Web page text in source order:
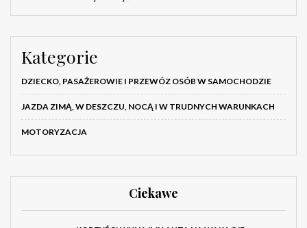
Kategorie
DZIECKO, PASAŻEROWIE I PRZEWÓZ OSÓB W SAMOCHODZIE
JAZDA ZIMĄ, W DESZCZU, NOCĄ I W TRUDNYCH WARUNKACH
MOTORYZACJA
Ciekawe